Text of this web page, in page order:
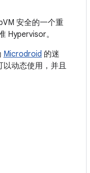
安全的一个重
Hypervisor。
Microdroid 的迷
以动态使用，并且